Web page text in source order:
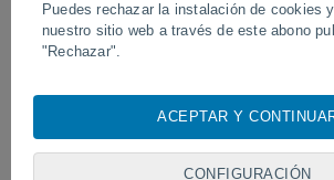
Puedes rechazar la instalación de cookies
nuestro sitio web a través de este abono
"Rechazar".
cookies, identificadores únicos o
visita en este sitio web, las direcciones IP
identificadores de cookies. Es posible que
ACEPTAR Y
CONFIGURACIÓN
Tornados y lluvias torrenciales en
Pelotas, Brasil.
Síguenos